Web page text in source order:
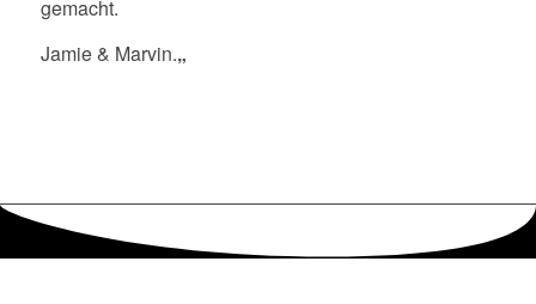
gemacht.
Jamie & Marvin.„